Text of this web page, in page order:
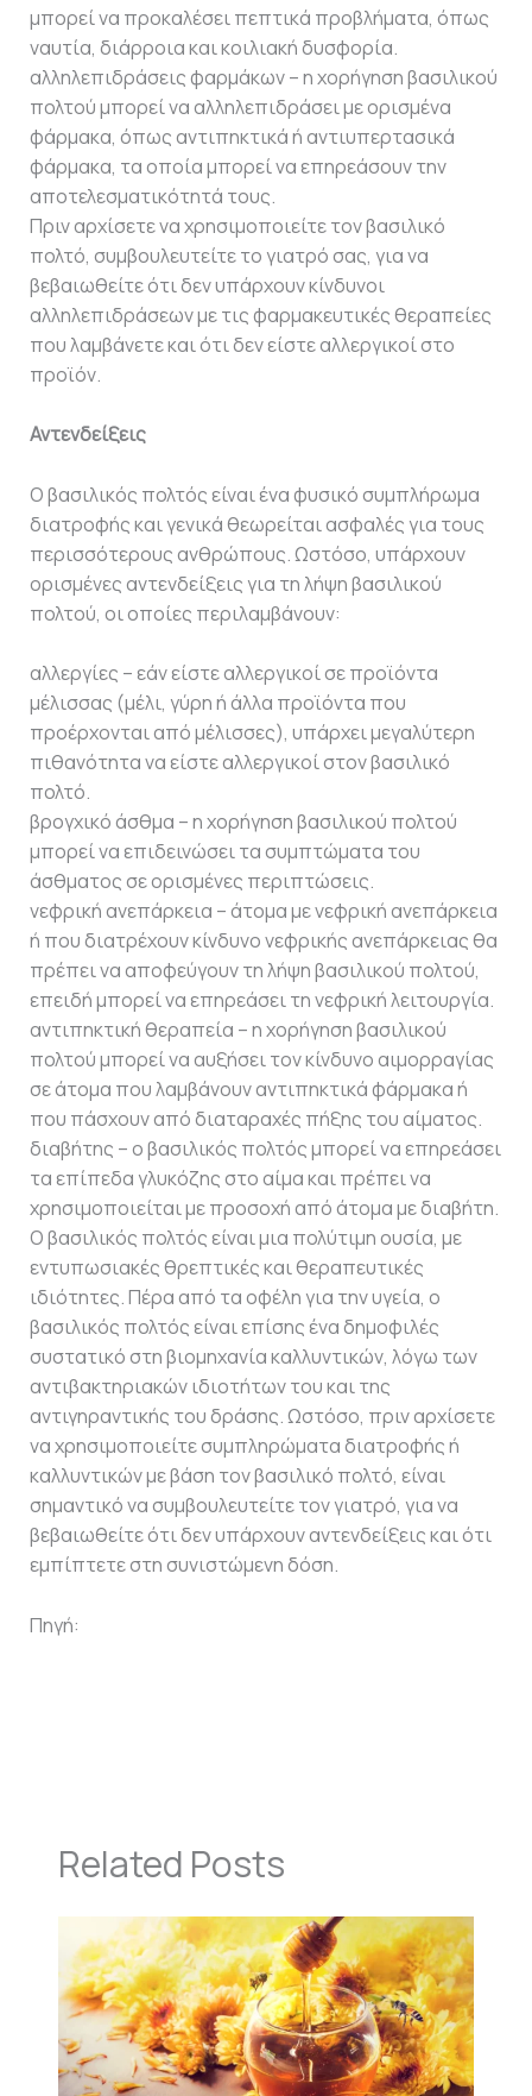
μπορεί να προκαλέσει πεπτικά προβλήματα, όπως
ναυτία, διάρροια και κοιλιακή δυσφορία.
αλληλεπιδράσεις φαρμάκων – η χορήγηση βασιλικού
πολτού μπορεί να αλληλεπιδράσει με ορισμένα
φάρμακα, όπως αντιπηκτικά ή αντιυπερτασικά
φάρμακα, τα οποία μπορεί να επηρεάσουν την
αποτελεσματικότητά τους.
Πριν αρχίσετε να χρησιμοποιείτε τον βασιλικό
πολτό, συμβουλευτείτε το γιατρό σας, για να
βεβαιωθείτε ότι δεν υπάρχουν κίνδυνοι
αλληλεπιδράσεων με τις φαρμακευτικές θεραπείες
που λαμβάνετε και ότι δεν είστε αλλεργικοί στο
προϊόν.
Αντενδείξεις
Ο βασιλικός πολτός είναι ένα φυσικό συμπλήρωμα
διατροφής και γενικά θεωρείται ασφαλές για τους
περισσότερους ανθρώπους. Ωστόσο, υπάρχουν
ορισμένες αντενδείξεις για τη λήψη βασιλικού
πολτού, οι οποίες περιλαμβάνουν:
αλλεργίες – εάν είστε αλλεργικοί σε προϊόντα
μέλισσας (μέλι, γύρη ή άλλα προϊόντα που
προέρχονται από μέλισσες), υπάρχει μεγαλύτερη
πιθανότητα να είστε αλλεργικοί στον βασιλικό
πολτό.
βρογχικό άσθμα – η χορήγηση βασιλικού πολτού
μπορεί να επιδεινώσει τα συμπτώματα του
άσθματος σε ορισμένες περιπτώσεις.
νεφρική ανεπάρκεια – άτομα με νεφρική ανεπάρκεια
ή που διατρέχουν κίνδυνο νεφρικής ανεπάρκειας θα
πρέπει να αποφεύγουν τη λήψη βασιλικού πολτού,
επειδή μπορεί να επηρεάσει τη νεφρική λειτουργία.
αντιπηκτική θεραπεία – η χορήγηση βασιλικού
πολτού μπορεί να αυξήσει τον κίνδυνο αιμορραγίας
σε άτομα που λαμβάνουν αντιπηκτικά φάρμακα ή
που πάσχουν από διαταραχές πήξης του αίματος.
διαβήτης – ο βασιλικός πολτός μπορεί να επηρεάσει
τα επίπεδα γλυκόζης στο αίμα και πρέπει να
χρησιμοποιείται με προσοχή από άτομα με διαβήτη.
Ο βασιλικός πολτός είναι μια πολύτιμη ουσία, με
εντυπωσιακές θρεπτικές και θεραπευτικές
ιδιότητες. Πέρα από τα οφέλη για την υγεία, ο
βασιλικός πολτός είναι επίσης ένα δημοφιλές
συστατικό στη βιομηχανία καλλυντικών, λόγω των
αντιβακτηριακών ιδιοτήτων του και της
αντιγηραντικής του δράσης. Ωστόσο, πριν αρχίσετε
να χρησιμοποιείτε συμπληρώματα διατροφής ή
καλλυντικών με βάση τον βασιλικό πολτό, είναι
σημαντικό να συμβουλευτείτε τον γιατρό, για να
βεβαιωθείτε ότι δεν υπάρχουν αντενδείξεις και ότι
εμπίπτετε στη συνιστώμενη δόση.
Πηγή:
Related Posts